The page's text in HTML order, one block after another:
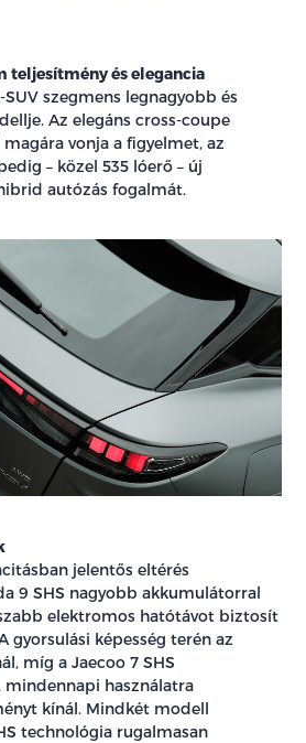
teljesítmény és elegancia
szegmens legnagyobb és
Az elegáns cross-coupe
vonja a figyelmet, az
– közel 535 lóerő – új
autózás fogalmát.
jelentős eltérés
9 SHS nagyobb akkumulátorral
elektromos hatótávot biztosít
gyorsulási képesség terén az
míg a Jaecoo 7 SHS
mindennapi használatra
kínál. Mindkét modell
technológia rugalmasan